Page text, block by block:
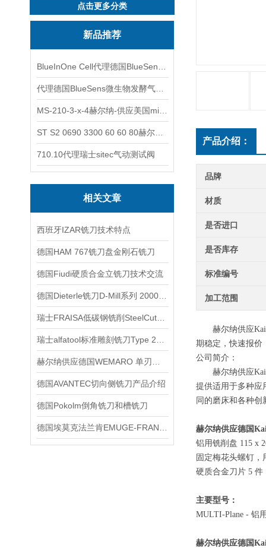
点击更多分类
新品推荐
710.10代理瑞士sitec气动测试阀
相关文章
西班牙IZAR铣刀技术特点
德国HAM 767铣刀盘金刚石铣刀
德国Fiudi硬质合金立铣刀技术交流
德国AVANTEC切向侧铣刀产品介绍
德国Pokolm倒角铣刀和槽铣刀
产品介绍：
品牌
材质
是否进口
是否库存
标准编号
加工范围
赫尔纳供应
期稳定，快速报价
公司简介：
赫尔纳供应
提供适用于多种应
同的磨床和各种创
赫尔纳供应德国
铝用铣削盘 115 x
固定梅花头螺钉，
硬质合金刀片 5 件
主要型号：
MULTI-Plane - 铝
赫尔纳供应德国